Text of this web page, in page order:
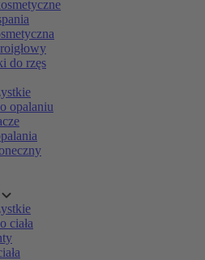
do rzęs
opalaniu
ciała